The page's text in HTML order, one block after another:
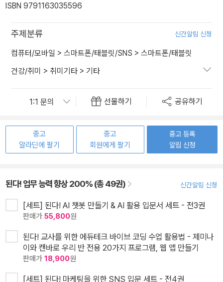
ISBN 9791163035596
주제분류 신간알림 신청
컴퓨터/모바일 > 스마트폰/태블릿/SNS > 스마트폰/태블릿
건강/취미 > 취미기타 > 기타
선물하기 공유하기
중고
알라딘에 팔기
중고
회원에게 팔기
중고 등록
알림 신청
된다! 업무 능력 향상 200% (총 49권) 신간알림 신청
[세트] 된다! AI 챗봇 만들기 & AI 활용 입문서 세트 - 전3권
판매가 55,800원
된다! 교사를 위한 에듀테크 바이브 코딩 수업 활용법 - 제미나
이와 캔바로 우리 반 전용 20가지 프로그램, 웹 앱 만들기
판매가 18,900원
[세트] 된다! 마케팅을 위한 SNS 입문 세트 - 전4권